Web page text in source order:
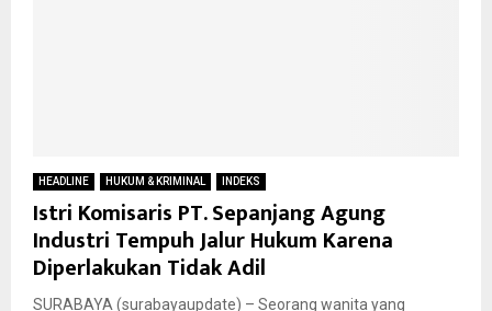
HEADLINE HUKUM & KRIMINAL INDEKS
Istri Komisaris PT. Sepanjang Agung
Industri Tempuh Jalur Hukum Karena
Diperlakukan Tidak Adil
SURABAYA (surabayaupdate) – Seorang wanita yang